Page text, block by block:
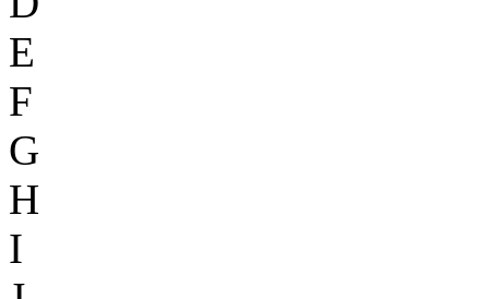
E
F
G
H
I